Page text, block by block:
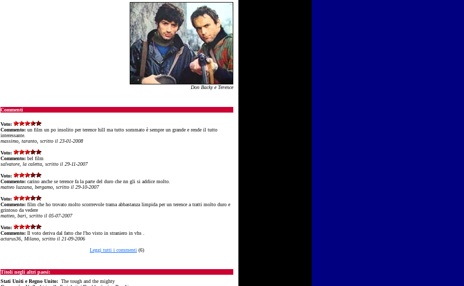
Don Backy e Terence
Commenti
Voto:
Commento: un film un po insolito per terence hill ma tutto sommato è sempre un grande e rende il tutto
interessante.
massimo, taranto, scritto il 23-01-2008
Voto:
Commento: bel film
salvatore, la caletta, scritto il 29-11-2007
Voto:
Commento: carino anche se terence fa la parte del duro che nn gli si addice molto.
matteo luzzana, bergamo, scritto il 29-10-2007
Voto:
Commento: film che ho trovato molto scorrrevole trama abbastanza limpida per un terence a tratti molto duro e
grintoso da vedere
matteo, bari, scritto il 05-07-2007
Voto:
Commento: Il voto deriva dal fatto che l'ho visto in straniero in vhs .
actarus36, Milano, scritto il 21-09-2006
Leggi tutti i commenti (6)
Titoli negli altri paesi:
Stati Uniti e Regno Unito: The tough and the mighty